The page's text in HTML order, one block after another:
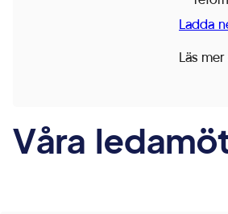
Ladda
Läs
Våra
Upplevelse